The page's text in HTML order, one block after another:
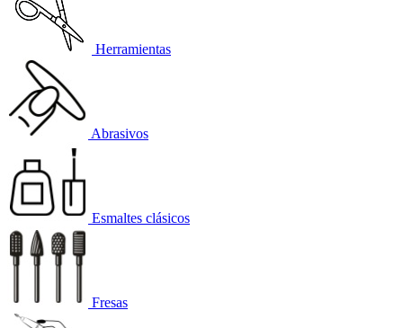
Herramientas
Abrasivos
Esmaltes clásicos
Fresas